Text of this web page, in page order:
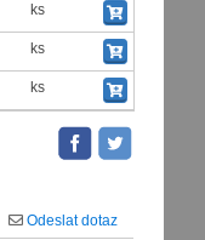
ks
ks
ks
Odeslat dotaz